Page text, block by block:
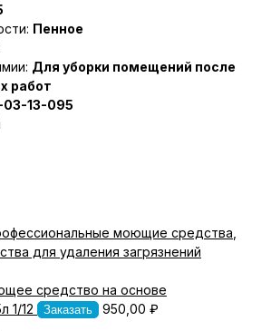
Пенное
Для уборки помещений после
работ
03-13-095
моющие средства
для удаления загрязнений
средство на основе
1/12
Заказать 950,00 ₽